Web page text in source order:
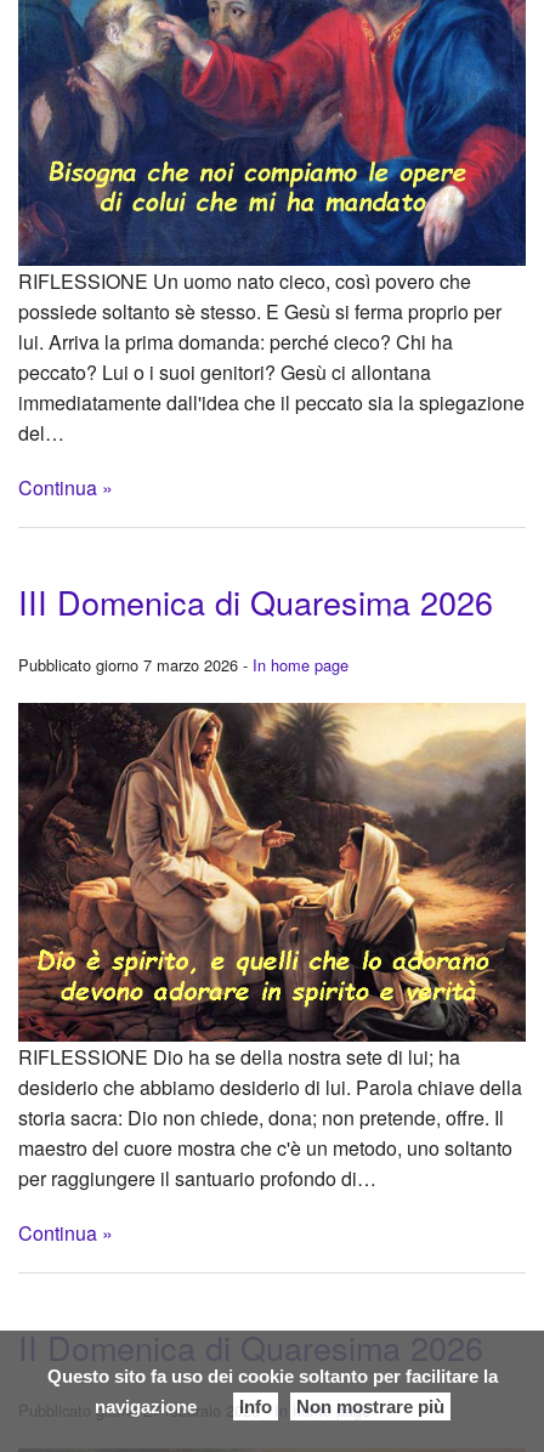
Questo sito fa uso dei cookie soltanto per facilitare la
navigazione
Info Non mostrare più
RIFLESSIONE Un uomo nato cieco, così povero che
possiede soltanto sè stesso. E Gesù si ferma proprio per
lui. Arriva la prima domanda: perché cieco? Chi ha
peccato? Lui o i suoi genitori? Gesù ci allontana
immediatamente dall'idea che il peccato sia la spiegazione
del…
Continua »
III Domenica di Quaresima 2026
Pubblicato giorno 7 marzo 2026 - In home page
RIFLESSIONE Dio ha se della nostra sete di lui; ha
desiderio che abbiamo desiderio di lui. Parola chiave della
storia sacra: Dio non chiede, dona; non pretende, offre. Il
maestro del cuore mostra che c'è un metodo, uno soltanto
per raggiungere il santuario profondo di…
Continua »
II Domenica di Quaresima 2026
Pubblicato giorno 27 febbraio 2026 - In home page